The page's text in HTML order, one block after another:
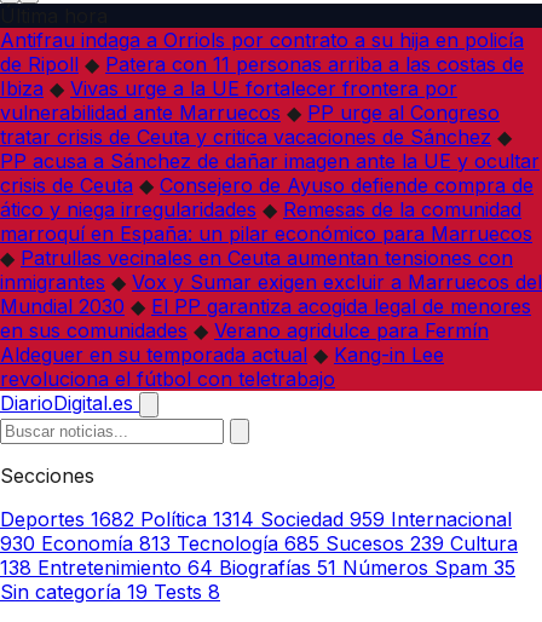
Antifrau indaga a Orriols por contrato a su hija en policía
de Ripoll ◆ Patera con 11 personas arriba a las costas de
Ibiza ◆ Vivas urge a la UE fortalecer frontera por
vulnerabilidad ante Marruecos ◆ PP urge al Congreso
tratar crisis de Ceuta y critica vacaciones de Sánchez ◆
PP acusa a Sánchez de dañar imagen ante la UE y ocultar
crisis de Ceuta ◆ Consejero de Ayuso defiende compra de
ático y niega irregularidades ◆ Remesas de la comunidad
marroquí en España: un pilar económico para Marruecos
◆ Patrullas vecinales en Ceuta aumentan tensiones con
inmigrantes ◆ Vox y Sumar exigen excluir a Marruecos del
Mundial 2030 ◆ El PP garantiza acogida legal de menores
en sus comunidades ◆ Verano agridulce para Fermín
Aldeguer en su temporada actual ◆ Kang-in Lee
revoluciona el fútbol con teletrabajo
DiarioDigital.es
Secciones
Deportes 1682 Política 1314 Sociedad 959 Internacional
930 Economía 813 Tecnología 685 Sucesos 239 Cultura
138 Entretenimiento 64 Biografías 51 Números Spam 35
Sin categoría 19 Tests 8